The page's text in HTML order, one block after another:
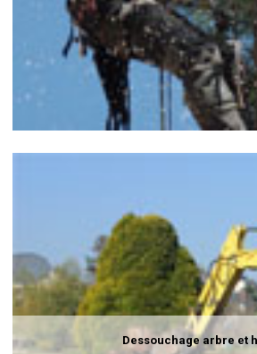
Dessouchage arbre et